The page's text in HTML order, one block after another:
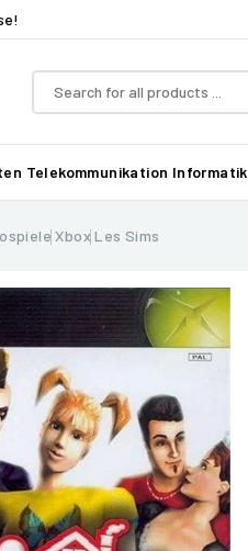
Telekommunikation Informatik
Xbox Les Sims